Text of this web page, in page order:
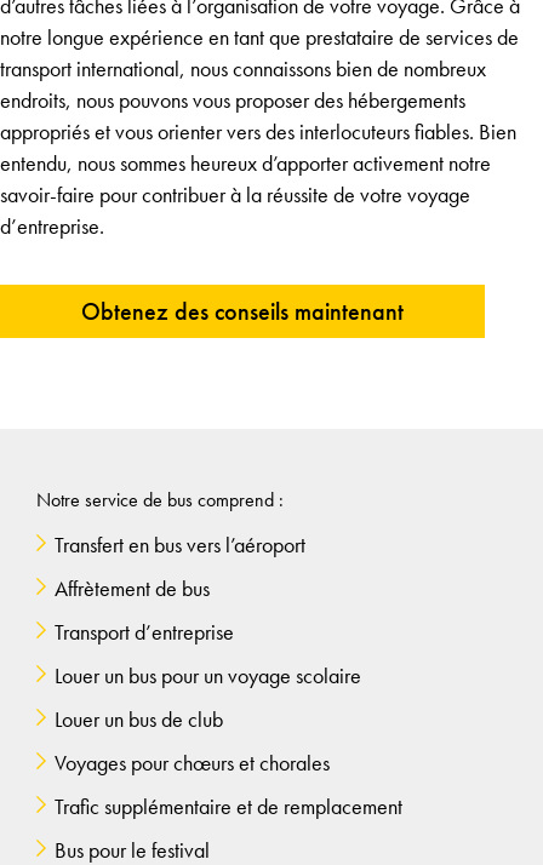
notre longue expérience en tant que prestataire de services de
transport international, nous connaissons bien de nombreux
endroits, nous pouvons vous proposer des hébergements
appropriés et vous orienter vers des interlocuteurs fiables. Bien
entendu, nous sommes heureux d’apporter activement notre
savoir-faire pour contribuer à la réussite de votre voyage
d’entreprise.
Obtenez des conseils maintenant
Notre service de bus comprend :
Transfert en bus vers l’aéroport
Affrètement de bus
Transport d’entreprise
Louer un bus pour un voyage scolaire
Louer un bus de club
Voyages pour chœurs et chorales
Trafic supplémentaire et de remplacement
Bus pour le festival